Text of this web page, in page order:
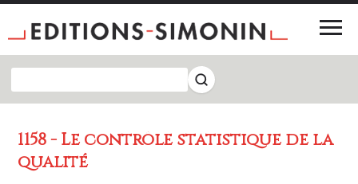
1158 - Le contrôle statistique de la
qualité